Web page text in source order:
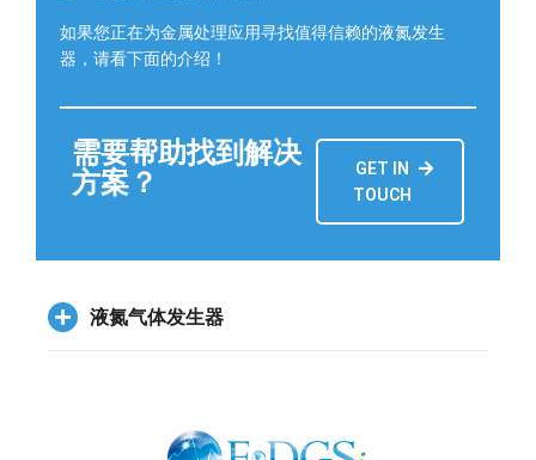
如果您正在为金属处理应用寻找值得信赖的液氮发生
器，请看下面的介绍！
需要帮助找到解决
方案？
GET IN
TOUCH
液氮气体发生器